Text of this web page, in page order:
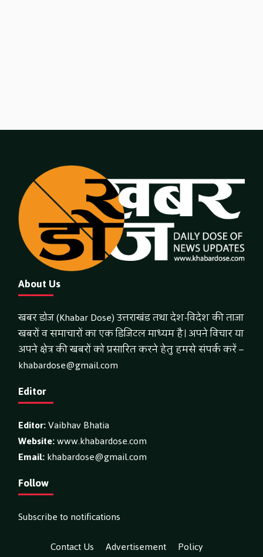
About Us
खबर डोज (Khabar Dose) उत्तराखंड तथा देश-विदेश की ताजा
खबरों व समाचारों का एक डिजिटल माध्यम है। अपने विचार या
अपने क्षेत्र की खबरों को प्रसारित करने हेतु हमसे संपर्क करें –
khabardose@gmail.com
Editor
Editor:Vaibhav Bhatia
Website:www.khabardose.com
Email:khabardose@gmail.com
Follow
Subscribe to notifications
Contact Us
Advertisement Policy